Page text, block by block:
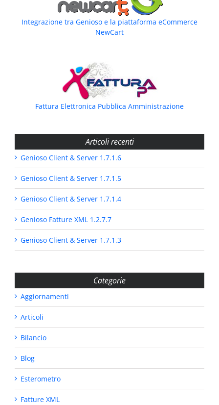
Integrazione tra Genioso e la piattaforma eCommerce
NewCart
Fattura Elettronica Pubblica Amministrazione
Articoli recenti
Genioso Client & Server 1.7.1.6
Genioso Client & Server 1.7.1.5
Genioso Client & Server 1.7.1.4
Genioso Fatture XML 1.2.7.7
Genioso Client & Server 1.7.1.3
Categorie
Aggiornamenti
Articoli
Bilancio
Blog
Esterometro
Fatture XML